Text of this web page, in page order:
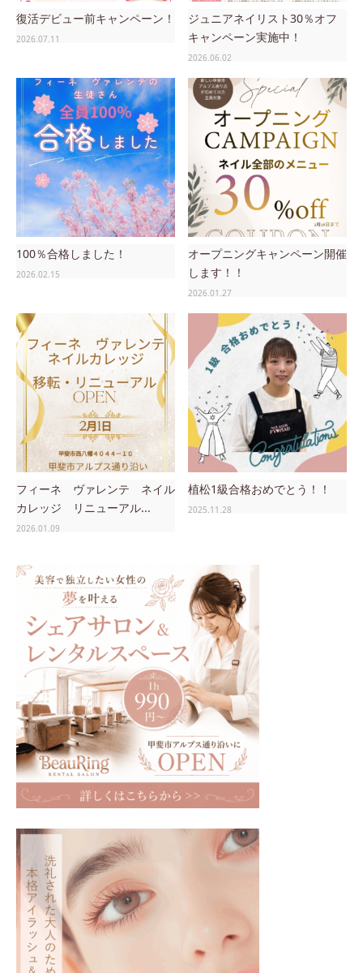
復活デビュー前キャンペーン！
2026.07.11
ジュニアネイリスト30％オフ
キャンペーン実施中！
2026.06.02
100％合格しました！
2026.02.15
オープニングキャンペーン開催
します！！
2026.01.27
フィーネ ヴァレンテ ネイル
カレッジ リニューアル...
2026.01.09
植松1級合格おめでとう！！
2025.11.28